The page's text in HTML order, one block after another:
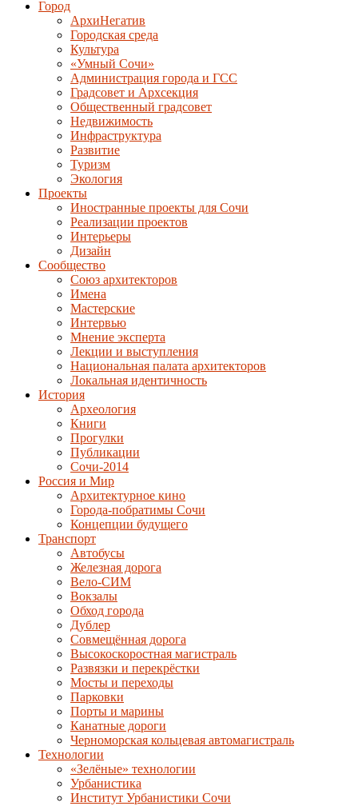
Город
АрхиНегатив
Городская среда
Культура
«Умный Сочи»
Администрация города и ГСС
Градсовет и Архсекция
Общественный градсовет
Недвижимость
Инфраструктура
Развитие
Туризм
Экология
Проекты
Иностранные проекты для Сочи
Реализации проектов
Интерьеры
Дизайн
Сообщество
Союз архитекторов
Имена
Мастерские
Интервью
Мнение эксперта
Лекции и выступления
Национальная палата архитекторов
Локальная идентичность
История
Археология
Книги
Прогулки
Публикации
Сочи-2014
Россия и Мир
Архитектурное кино
Города-побратимы Сочи
Концепции будущего
Транспорт
Автобусы
Железная дорога
Вело-СИМ
Вокзалы
Обход города
Дублер
Совмещённая дорога
Высокоскоростная магистраль
Развязки и перекрёстки
Мосты и переходы
Парковки
Порты и марины
Канатные дороги
Черноморская кольцевая автомагистраль
Технологии
«Зелёные» технологии
Урбанистика
Институт Урбанистики Сочи